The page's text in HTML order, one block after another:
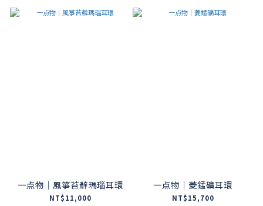
一点物｜風箏苔蘚瑪瑙耳環
NT$11,000
一点物｜菱錳礦耳環
NT$15,700